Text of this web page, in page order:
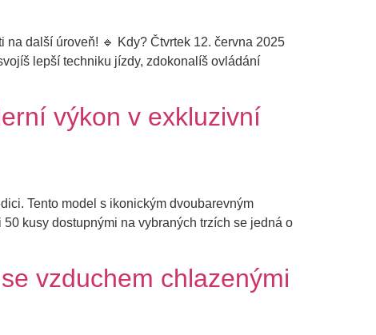
další úroveň! 🔹 Kdy? Čtvrtek 12. června 2025
lepší techniku jízdy, zdokonalíš ovládání
výkon v exkluzivní
Tento model s ikonickým dvoubarevným
kusy dostupnými na vybraných trzích se jedná o
vzduchem chlazenými